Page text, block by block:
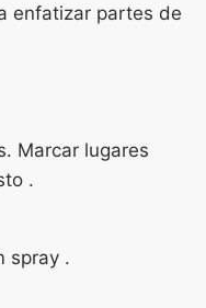
enfatizar partes de
Marcar lugares
.
spray .